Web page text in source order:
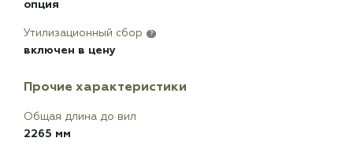
опция
Утилизационный сбор ?
включен в цену
Прочие характеристики
Общая длина до вил
2265 мм